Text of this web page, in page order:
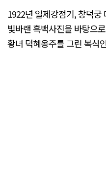
1922년 일제강점기, 창덕
빛바랜 흑백사진을 바탕으
황녀 덕혜옹주를 그린 복식